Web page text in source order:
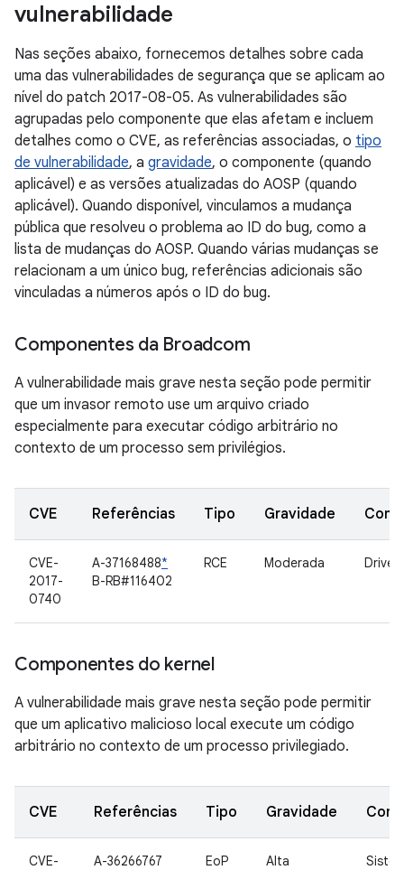
vulnerabilidade
Nas seções abaixo, fornecemos detalhes sobre cada
uma das vulnerabilidades de segurança que se aplicam ao
nível do patch 2017-08-05. As vulnerabilidades são
agrupadas pelo componente que elas afetam e incluem
detalhes como o CVE, as referências associadas, o tipo
de vulnerabilidade, a gravidade, o componente (quando
aplicável) e as versões atualizadas do AOSP (quando
aplicável). Quando disponível, vinculamos a mudança
pública que resolveu o problema ao ID do bug, como a
lista de mudanças do AOSP. Quando várias mudanças se
relacionam a um único bug, referências adicionais são
vinculadas a números após o ID do bug.
Componentes da Broadcom
A vulnerabilidade mais grave nesta seção pode permitir
que um invasor remoto use um arquivo criado
especialmente para executar código arbitrário no
contexto de um processo sem privilégios.
CVE Referências Tipo Gravidade
CVE-
2017-
0740
A-37168488*
B-RB#116402
RCE Moderada Driver
Componentes do kernel
A vulnerabilidade mais grave nesta seção pode permitir
que um aplicativo malicioso local execute um código
arbitrário no contexto de um processo privilegiado.
CVE Referências Tipo Gravidade
CVE-
A-36266767
EoP Alta